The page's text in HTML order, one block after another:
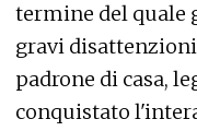
termine del quale
gravi
padrone di casa,
conquistato